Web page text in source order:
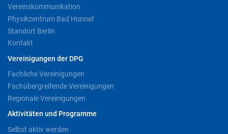
Vereinskommunikation
Physikzentrum Bad Honnef
Standort Berlin
Kontakt
Vereinigungen der DPG
Fachliche Vereinigungen
Fachübergreifende Vereinigungen
Regionale Vereinigungen
Aktivitäten und Programme
Selbst aktiv werden